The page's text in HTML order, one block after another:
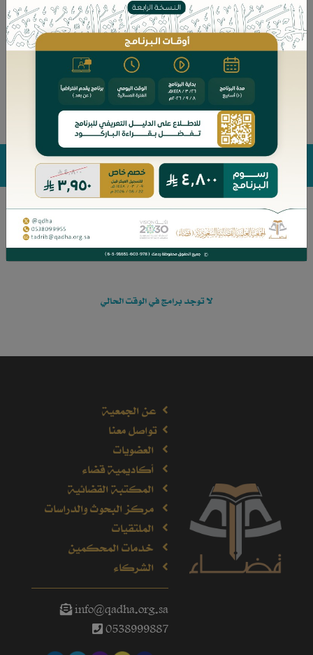
صفحات المدربين أرشيف الدورات التدريبية
أرشيف البرامج المجانية التحقق من الشهادات
البرامج المجانية
بحث
لا توجد برامج في الوقت الحالي
عن الجمعية
تواصل معنا
العضويات
أكاديمية قضاء
المكتبة القضائية
مركز البحوث والدراسات
الملتقيات
خدمات المحكمين
الشركاء
info@qadha.org.sa
0538999887